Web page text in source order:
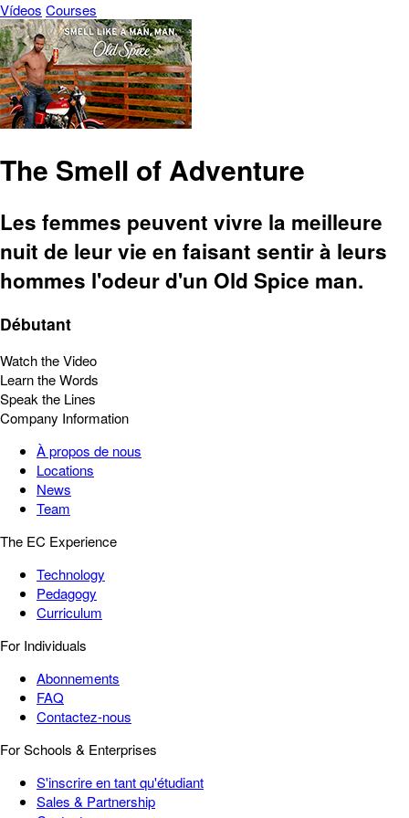
Vídeos Courses
The Smell of Adventure
Les femmes peuvent vivre la meilleure
nuit de leur vie en faisant sentir à leurs
hommes l'odeur d'un Old Spice man.
Débutant
Watch the Video
Learn the Words
Speak the Lines
Company Information
À propos de nous
Locations
News
Team
The EC Experience
Technology
Pedagogy
Curriculum
For Individuals
Abonnements
FAQ
Contactez-nous
For Schools & Enterprises
S'inscrire en tant qu'étudiant
Sales & Partnership